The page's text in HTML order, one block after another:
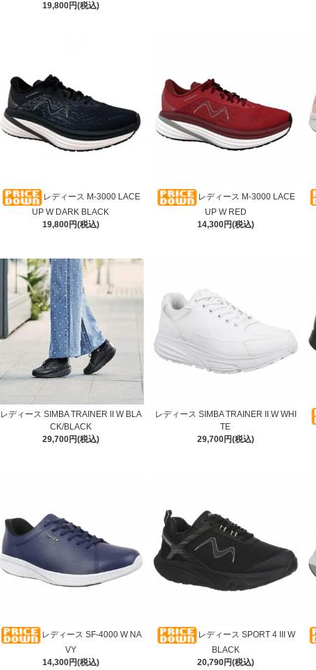
19,800円(税込)
レディース M-3000 LACE
UP W DARK BLACK
19,800円(税込)
レディース M-3000 LACE
UP W RED
14,300円(税込)
レディース SIMBA TRAINER II W BLA
CK/BLACK
29,700円(税込)
レディース SIMBA TRAINER II W WHI
TE
29,700円(税込)
レディース SF-4000 W NA
VY
14,300円(税込)
レディース SPORT 4 III W
BLACK
20,790円(税込)